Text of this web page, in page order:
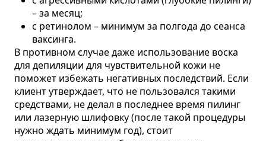
– за месяц;
с ретинолом – минимум за полгода до сеанса
ваксинга.
В противном случае даже использование воска
для депиляции для чувствительной кожи не
поможет избежать негативных последствий. Если
клиент утверждает, что не пользовался такими
средствами, не делал в последнее время пилинг
или лазерную шлифовку (после такой процедуры
нужно ждать минимум год), стоит